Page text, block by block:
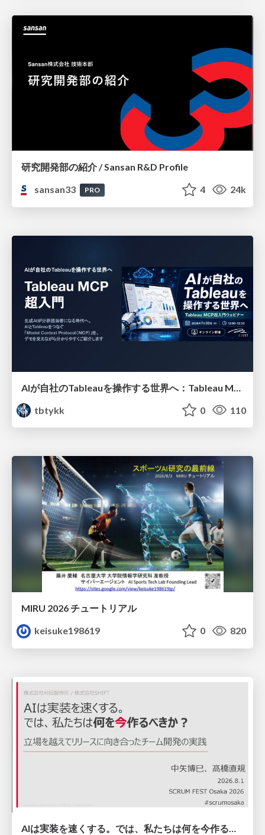
研究開発部の紹介 / Sansan R&D Profile
sansan33
PRO 4 24k
tbtykk
0 110
MIRU 2026 チュートリアル
keisuke198619
0 820
AIは実装を速くする。では、私たちは何を今作るべきか？－立場を越えてリリースに向き合ったチーム開発の実践 / 20260801 Hiromi Nakaya and Naoki Takahashi